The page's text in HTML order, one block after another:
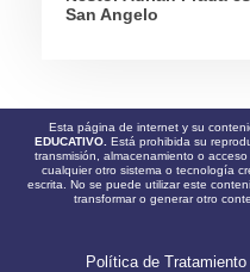
San Angelo
Esta página de internet y su
EDUCATIVO. Está prohibida su
transmisión, almacenamiento o
cualquier otro sistema o tecnología
escrita. No se puede utilizar este
transformar o generar otro
Política de Tratamiento